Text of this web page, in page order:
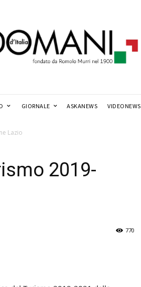
GIORNALE ASKANEWS VIDEONEWS
Lazio
2019-
770